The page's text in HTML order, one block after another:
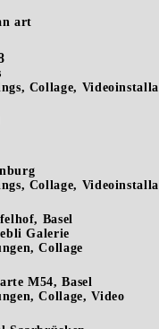
art
Collage,
Collage,
Basel
Galerie
Collage
M54, Basel
Collage, Video